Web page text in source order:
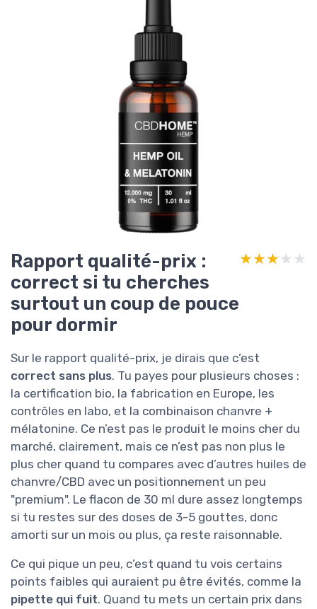
Rapport qualité-prix :
correct si tu cherches
surtout un coup de pouce
pour dormir
★★★★★
★★★★★
Sur le rapport qualité-prix, je dirais que c’est
correct sans plus. Tu payes pour plusieurs choses :
la certification bio, la fabrication en Europe, les
contrôles en labo, et la combinaison chanvre +
mélatonine. Ce n’est pas le produit le moins cher du
marché, clairement, mais ce n’est pas non plus le
plus cher quand tu compares avec d’autres huiles de
chanvre/CBD avec un positionnement un peu
"premium". Le flacon de 30 ml dure assez longtemps
si tu restes sur des doses de 3-5 gouttes, donc
amorti sur un mois ou plus, ça reste raisonnable.
Ce qui pique un peu, c’est quand tu vois certains
points faibles qui auraient pu être évités, comme la
pipette qui fuit. Quand tu mets un certain prix dans